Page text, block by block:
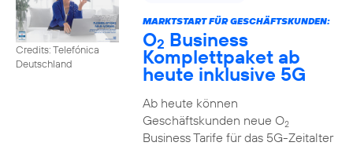
Credits: Telefónica
Deutschland
MARKTSTART FÜR GESCHÄFTSKUNDEN:
O2 Business
Komplettpaket ab
heute inklusive 5G
Ab heute können
Geschäftskunden neue O2
Business Tarife für das 5G-Zeitalter